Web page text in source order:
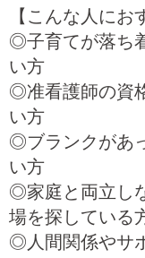
【こんな人にお
◎子育てが落ち
い方
◎准看護師の資
い方
◎ブランクがあ
い方
◎家庭と両立し
場を探している
◎人間関係やサ